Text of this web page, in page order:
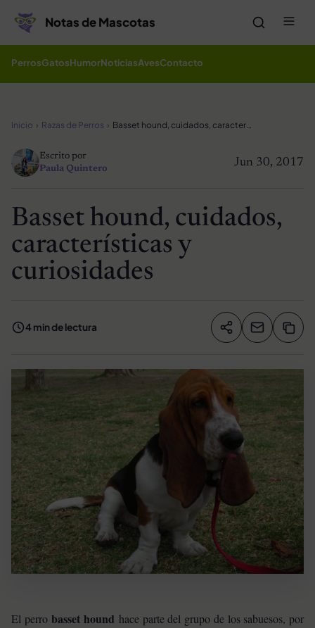
Notas de Mascotas
PerrosGatosHumorNoticiasAvesContacto
Inicio Razas de Perros Basset hound, cuidados, características y curiosidades
Jun 30, 2017
Escrito por
Paula Quintero
Basset hound, cuidados,
características y
curiosidades
4 min de lectura Compartir
El perrobasset hound hace parte del grupo de los sabuesos, por